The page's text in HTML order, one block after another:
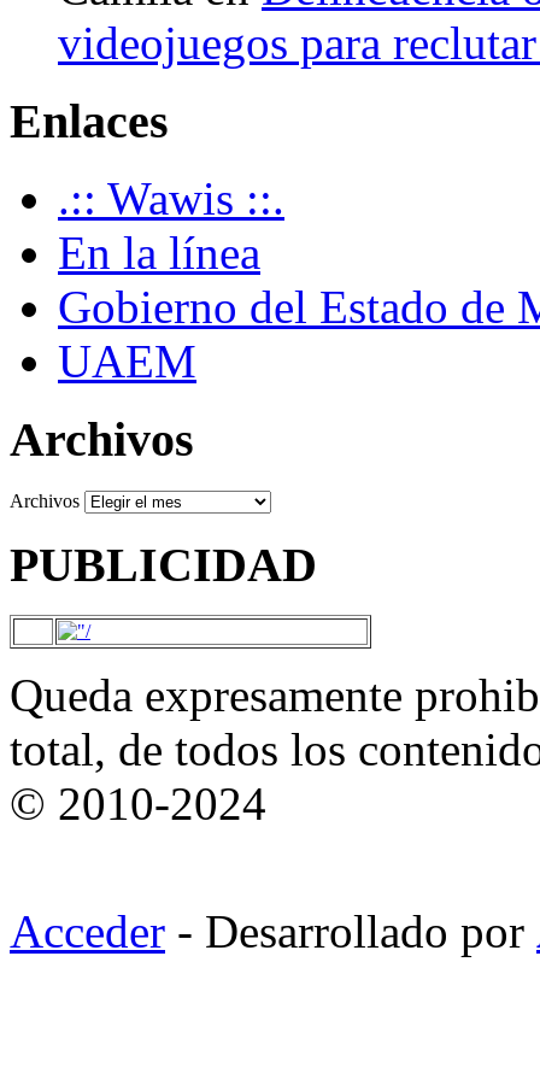
videojuegos para
Enlaces
.:: Wawis ::.
En la línea
Gobierno del Estado de
UAEM
Archivos
Archivos
PUBLICIDAD
Queda expresamente
total, de todos los
© 2010-2024
Acceder - Desarrollado por